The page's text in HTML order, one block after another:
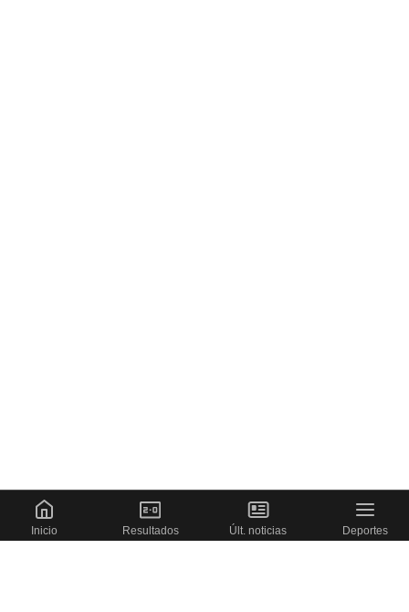
Inicio Resultados Últ. noticias Deportes